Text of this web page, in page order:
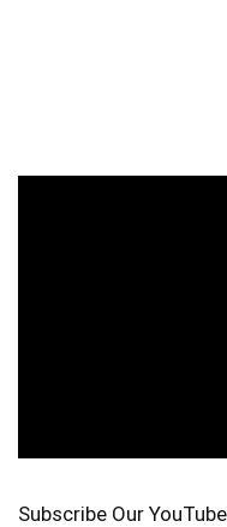
Subscribe Our